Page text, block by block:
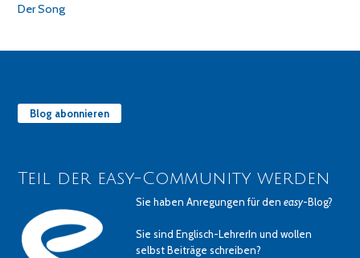
Der Song
Blog abonnieren
Teil der easy-Community werden
Sie haben Anregungen für deneasy-Blog?
Sie sind Englisch-LehrerIn und wollen
selbst Beiträge schreiben?